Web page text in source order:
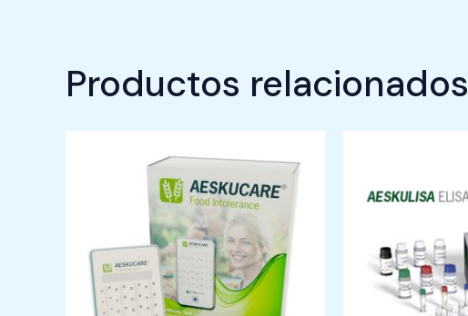
Productos relacionados